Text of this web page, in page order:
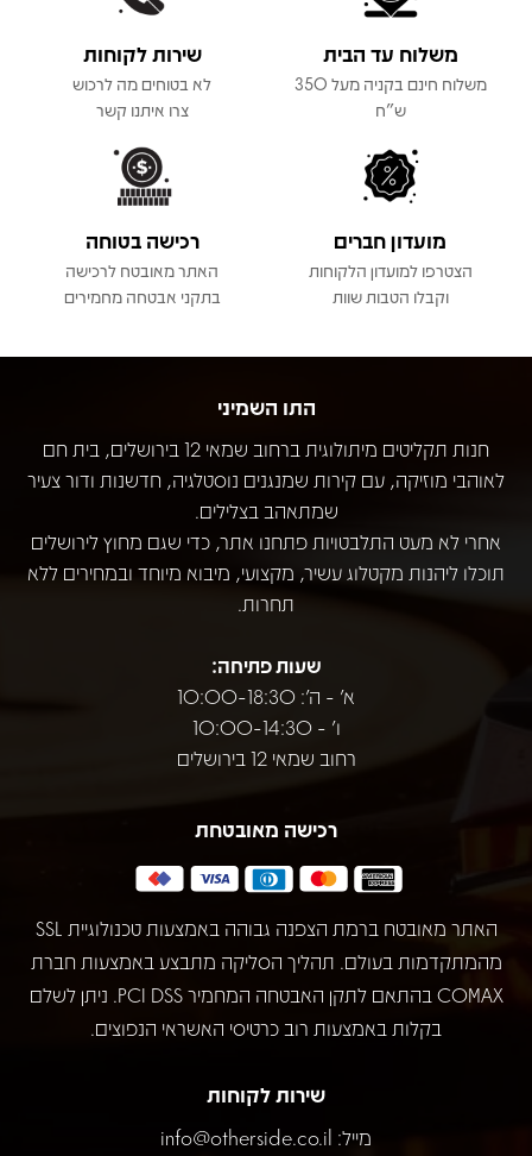
משלוח עד הבית
משלוח חינם בקניה מעל 350
ש"ח
שירות לקוחות
לא בטוחים מה לרכוש
צרו איתנו קשר
מועדון חברים
הצטרפו למועדון הלקוחות
וקבלו הטבות שוות
רכישה בטוחה
האתר מאובטח לרכישה
בתקני אבטחה מחמירים
התו השמיני
חנות תקליטים מיתולוגית ברחוב שמאי 12 בירושלים, בית חם
לאוהבי מוזיקה, עם קירות שמנגנים נוסטלגיה, חדשנות ודור צעיר
שמתאהב בצלילים.
אחרי לא מעט התלבטויות פתחנו אתר, כדי שגם מחוץ לירושלים
תוכלו ליהנות מקטלוג עשיר, מקצועי, מיבוא מיוחד ובמחירים ללא
תחרות.
שעות פתיחה:
א' - ה': 10:00-18:30
ו' - 10:00-14:30
רחוב שמאי 12 בירושלים
רכישה מאובטחת
האתר מאובטח ברמת הצפנה גבוהה באמצעות טכנולוגיית SSL
מהמתקדמות בעולם. תהליך הסליקה מתבצע באמצעות חברת
COMAX בהתאם לתקן האבטחה המחמיר PCI DSS. ניתן לשלם
בקלות באמצעות רוב כרטיסי האשראי הנפוצים.
שירות לקוחות
מייל: info@otherside.co.il